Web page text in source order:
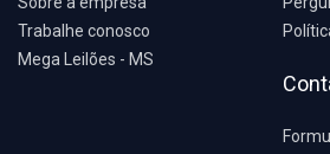
Trabalhe conosco
Mega Leilões - MS